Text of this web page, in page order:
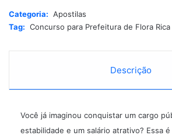
Categoria: Apostilas
Tag: Concurso para Prefeitura de Flora Rica
Descrição
Você já imaginou conquistar um cargo
estabilidade e um salário atrativo? Essa